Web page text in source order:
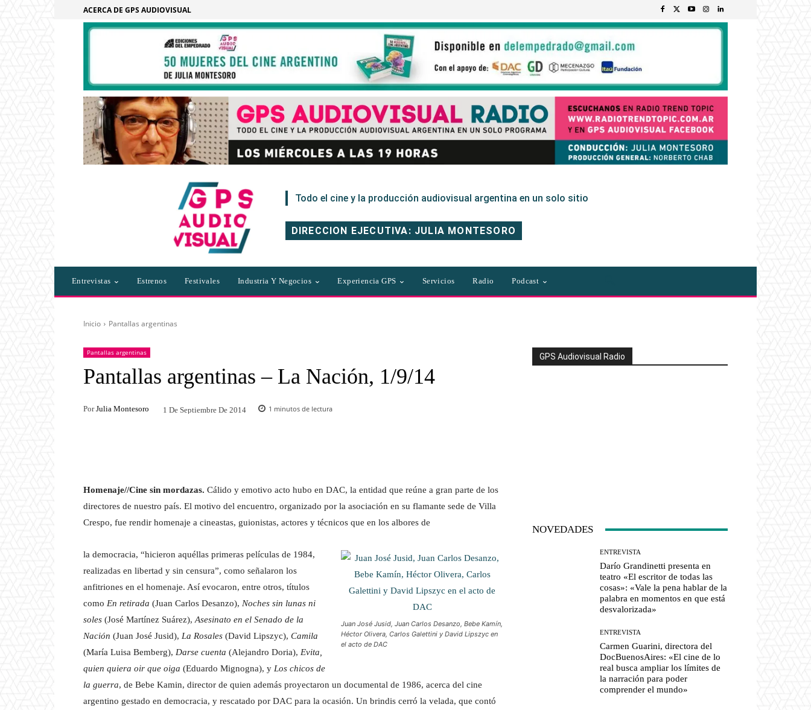
ACERCA DE GPS AUDIOVISUAL
Todo el cine y la producción audiovisual argentina en un solo sitio
DIRECCION EJECUTIVA: JULIA MONTESORO
Entrevistas Estrenos Festivales Industria Y Negocios Experiencia GPS Servicios Radio Podcast
Inicio Pantallas argentinas
Pantallas argentinas
Pantallas argentinas – La Nación, 1/9/14
Por Julia Montesoro 1 De Septiembre De 2014 1 minutos de lectura
Homenaje//Cine sin mordazas. Cálido y emotivo acto hubo en DAC, la entidad que reúne a gran parte de los
directores de nuestro país. El motivo del encuentro, organizado por la asociación en su flamante sede de Villa
Crespo, fue rendir homenaje a cineastas, guionistas, actores y técnicos que en los albores de
Juan José Jusid, Juan Carlos Desanzo, Bebe Kamín,
Héctor Olivera, Carlos Galettini y David Lipszyc en
el acto de DAC
la democracia, “hicieron aquéllas primeras películas de 1984,
realizadas en libertad y sin censura”, como señalaron los
anfitriones en el homenaje. Así evocaron, entre otros, títulos
como En retirada (Juan Carlos Desanzo), Noches sin lunas ni
soles (José Martínez Suárez),Asesinato en el Senado de la
Nación (Juan José Jusid), La Rosales (David Lipszyc), Camila
(María Luisa Bemberg), Darse cuenta (Alejandro Doria), Evita,
quien quiera oir que oiga (Eduardo Mignogna), y Los chicos de
la guerra, de Bebe Kamin, director de quien además proyectaron un documental de 1986, acerca del cine
argentino gestado en democracia, y rescatado por DAC para la ocasión. Un brindis cerró la velada, que contó
GPS Audiovisual Radio
NOVEDADES
ENTREVISTA
Darío Grandinetti presenta en
teatro «El escritor de todas las
cosas»: «Vale la pena hablar de la
palabra en momentos en que está
desvalorizada»
ENTREVISTA
Carmen Guarini, directora del
DocBuenosAires: «El cine de lo
real busca ampliar los límites de
la narración para poder
comprender el mundo»